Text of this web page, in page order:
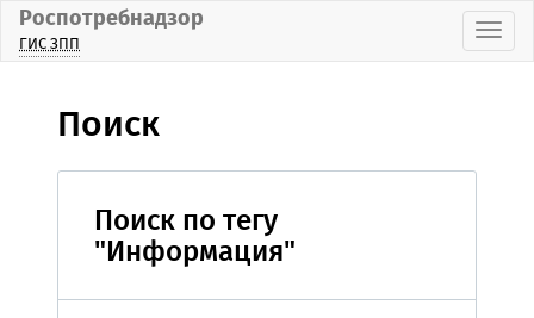
Роспотребнадзор
ГИС ЗПП
Поиск
Поиск по тегу
"Информация"